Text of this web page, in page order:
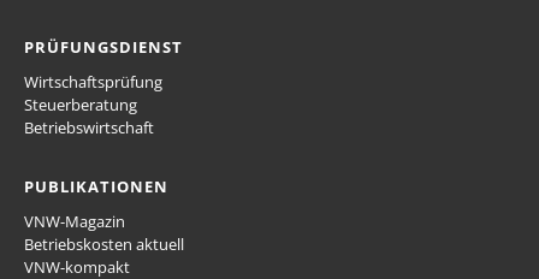
PRÜFUNGSDIENST
Wirtschaftsprüfung
Steuerberatung
Betriebswirtschaft
PUBLIKATIONEN
VNW-Magazin
Betriebskosten aktuell
VNW-kompakt